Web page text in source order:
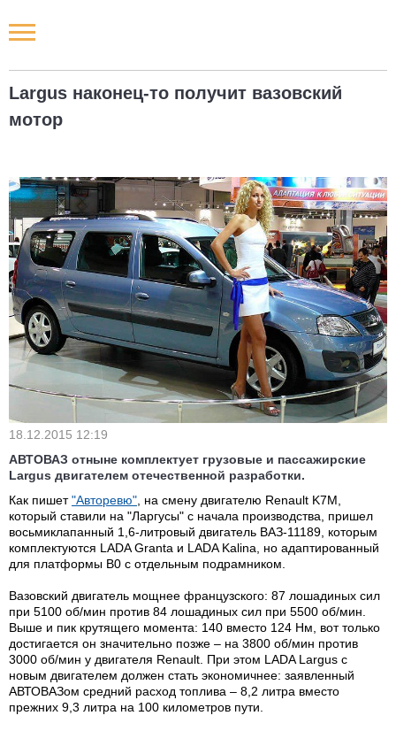
Largus наконец-то получит вазовский
мотор
18.12.2015 12:19
АВТОВАЗ отныне комплектует грузовые и пассажирские
Largus двигателем отечественной разработки.
Как пишет"Авторевю", на смену двигателю Renault K7M,
который ставили на "Ларгусы" с начала производства, пришел
восьмиклапанный 1,6-литровый двигатель ВАЗ-11189, которым
комплектуются LADA Granta и LADA Kalina, но адаптированный
для платформы B0 с отдельным подрамником.
Вазовский двигатель мощнее французского: 87 лошадиных сил
при 5100 об/мин против 84 лошадиных сил при 5500 об/мин.
Выше и пик крутящего момента: 140 вместо 124 Нм, вот только
достигается он значительно позже – на 3800 об/мин против
3000 об/мин у двигателя Renault. При этом LADA Largus с
новым двигателем должен стать экономичнее: заявленный
АВТОВАЗом средний расход топлива – 8,2 литра вместо
прежних 9,3 литра на 100 километров пути.
Новости РФ
Наши мероприятия
Статьи